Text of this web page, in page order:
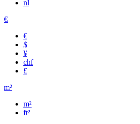
nl
€
€
$
¥
chf
£
m²
m²
ft²